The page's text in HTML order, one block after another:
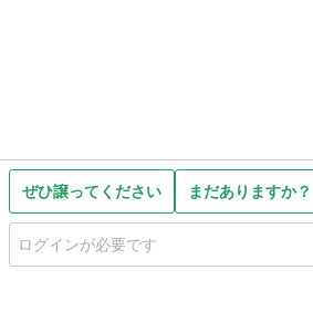
ぜひ譲ってください まだありますか？